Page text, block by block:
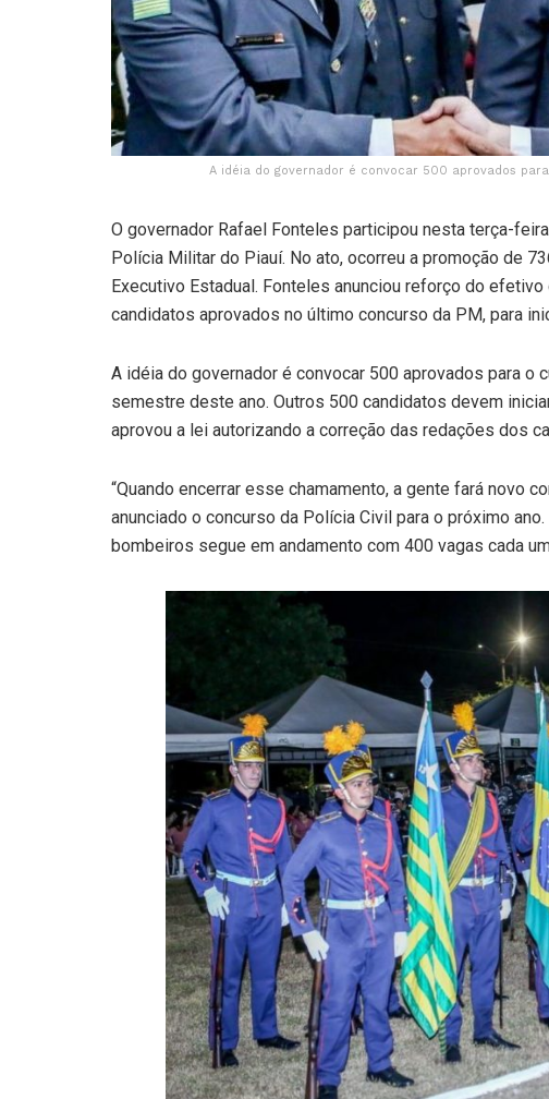
A idéia do governador é convocar 500 aprovados
O governador Rafael Fonteles participou nesta terça-
Polícia Militar do Piauí. No ato, ocorreu a promoção de
Executivo Estadual. Fonteles anunciou reforço do
candidatos aprovados no último concurso da PM, para
A idéia do governador é convocar 500 aprovados para o
semestre deste ano. Outros 500 candidatos devem
aprovou a lei autorizando a correção das redações dos
“Quando encerrar esse chamamento, a gente fará novo
anunciado o concurso da Polícia Civil para o próximo
bombeiros segue em andamento com 400 vagas cada